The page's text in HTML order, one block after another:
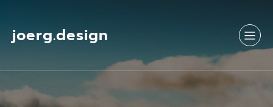
joerg.design